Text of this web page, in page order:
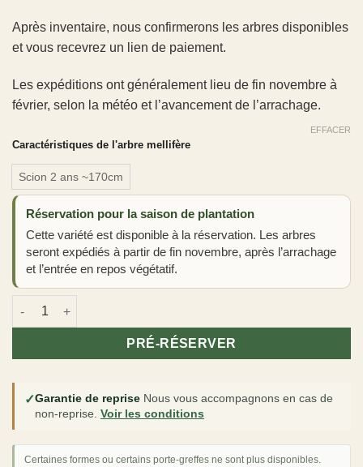
Après inventaire, nous confirmerons les arbres disponibles
et vous recevrez un lien de paiement.
Les expéditions ont généralement lieu de fin novembre à
février, selon la météo et l’avancement de l’arrachage.
Caractéristiques de l'arbre mellifère
Scion 2 ans ~170cm
EFFACER
Réservation pour la saison de plantation
Cette variété est disponible à la réservation. Les arbres
seront expédiés à partir de fin novembre, après l’arrachage
et l’entrée en repos végétatif.
quantité de Erable de Naples - Acer opalus
PRÉ-RÉSERVER
✓Garantie de reprise Nous vous accompagnons en cas de
non-reprise. Voir les conditions
Certaines formes ou certains porte-greffes ne sont plus disponibles.